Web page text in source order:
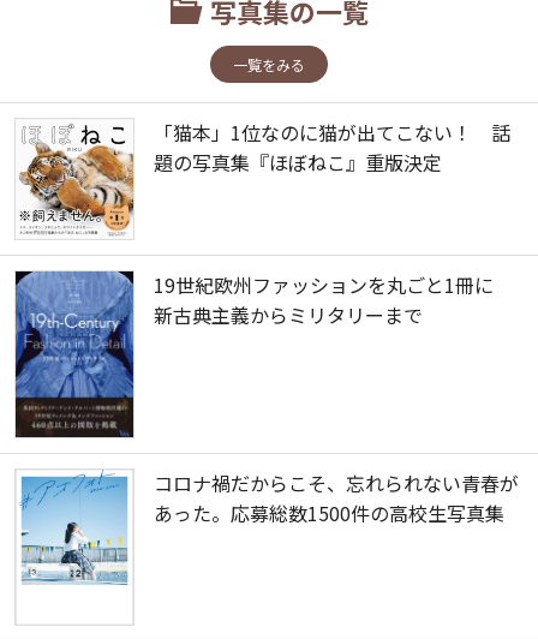
写真集の一覧
一覧をみる
「猫本」1位なのに猫が出てこない！ 話
題の写真集『ほぼねこ』重版決定
19世紀欧州ファッションを丸ごと1冊に
新古典主義からミリタリーまで
コロナ禍だからこそ、忘れられない青春が
あった。応募総数1500件の高校生写真集